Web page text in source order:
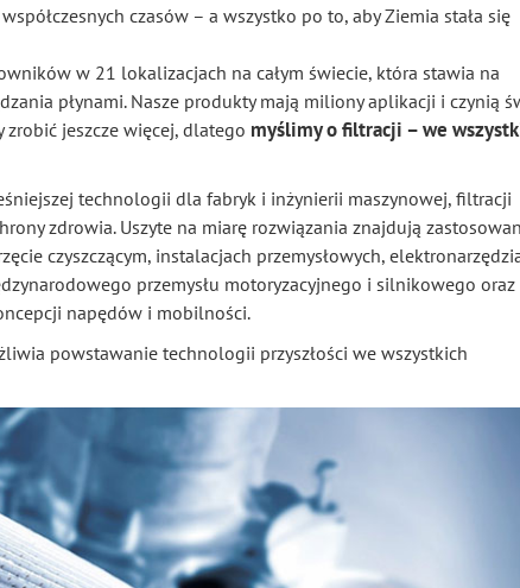
czasów – a wszystko po to, aby Ziemia stała się
w 21 lokalizacjach na całym świecie, która stawia na
płynami. Nasze produkty mają miliony aplikacji i czynią
zrobić jeszcze więcej, dlatego myślimy o filtracji – we
technologii dla fabryk i inżynierii maszynowej, filtracji
zdrowia. Uszyte na miarę rozwiązania znajdują
czyszczącym, instalacjach przemysłowych,
przemysłu motoryzacyjnego i silnikowego oraz
napędów i mobilności.
powstawanie technologii przyszłości we wszystkich